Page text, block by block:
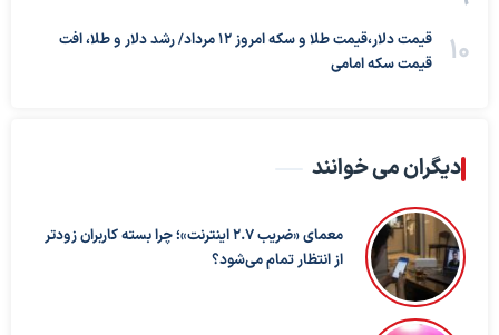
قیمت دلار،قیمت طلا و سکه امروز ۱۲ مرداد/ رشد دلار و طلا، افت
قیمت سکه امامی
دیگران می خوانند
معمای «ضریب ۲.۷ اینترنت»؛ چرا بسته کاربران زودتر
از انتظار تمام می‌شود؟